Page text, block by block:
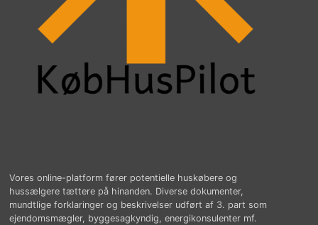
Vores online-platform fører potentielle huskøbere og
hussælgere tættere på hinanden. Diverse dokumenter,
mundtlige forklaringer og beskrivelser udført af 3. part som
ejendomsmægler, byggesagkyndig, energikonsulenter mf.